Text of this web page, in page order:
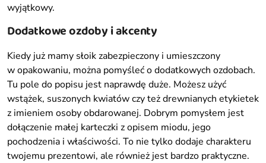
wyjątkowy.
Dodatkowe ozdoby i akcenty
Kiedy już mamy słoik zabezpieczony i umieszczony
w opakowaniu, można pomyśleć o dodatkowych ozdobach.
Tu pole do popisu jest naprawdę duże. Możesz użyć
wstążek, suszonych kwiatów czy też drewnianych etykietek
z imieniem osoby obdarowanej. Dobrym pomysłem jest
dołączenie małej karteczki z opisem miodu, jego
pochodzenia i właściwości. To nie tylko dodaje charakteru
twojemu prezentowi, ale również jest bardzo praktyczne.